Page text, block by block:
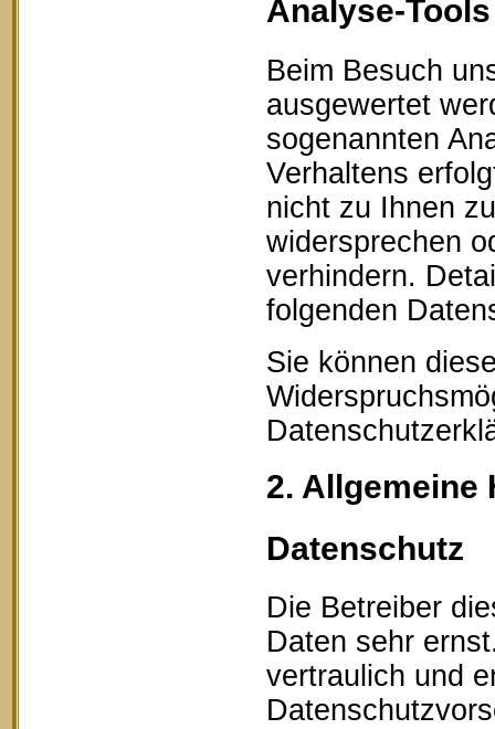
Analyse-
Beim Besuch
ausgewertet
sogenannten
Verhaltens
nicht zu Ihnen
widersprechen
verhindern.
folgenden
Sie können
2. Allgemeine
Datenschutz
Die Betreiber
Daten sehr
vertraulich und